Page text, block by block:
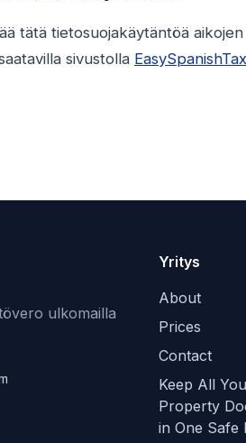
tätä tietosuojakäytäntöä
sivustolla
ulkomailla
Yritys
About
Prices
Contact
Keep All
Property
in One Safe